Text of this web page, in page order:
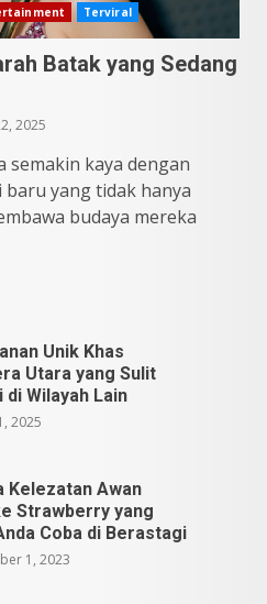
Misteri Tanah
Perdebatan
Terviral
Batak yang Sedang
2025
semakin kaya dengan
yang tidak hanya
budaya mereka
Unik Khas
Utara yang Sulit
di Wilayah Lain
2025
Kelezatan Awan
Strawberry yang
Coba di Berastagi
1, 2023